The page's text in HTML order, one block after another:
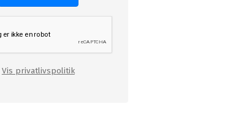
Vis privatlivspolitik